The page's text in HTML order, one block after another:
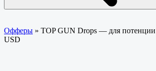
Офферы » TOP GUN Drops — для
USD